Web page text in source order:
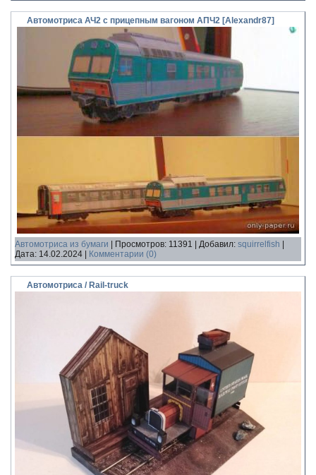
Автомотриса АЧ2 с прицепным вагоном АПЧ2 [Alexandr87]
Автомотриса из бумаги | Просмотров: 11391 | Добавил: squirrelfish |
Дата: 14.02.2024 | Комментарии (0)
Автомотриса / Rail-truck